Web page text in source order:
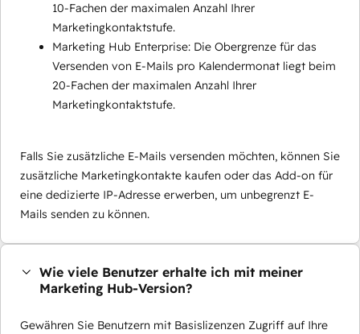
10-Fachen der maximalen Anzahl Ihrer
Marketingkontaktstufe.
Marketing Hub Enterprise: Die Obergrenze für das
Versenden von E-Mails pro Kalendermonat liegt beim
20-Fachen der maximalen Anzahl Ihrer
Marketingkontaktstufe.
Falls Sie zusätzliche E-Mails versenden möchten, können Sie
zusätzliche Marketingkontakte kaufen oder das Add-on für
eine dedizierte IP-Adresse erwerben, um unbegrenzt E-
Mails senden zu können.
Wie viele Benutzer erhalte ich mit meiner
Marketing Hub-Version?
Gewähren Sie Benutzern mit Basislizenzen Zugriff auf Ihre